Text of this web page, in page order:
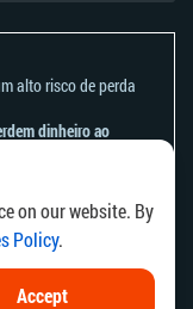
on our website. By
Policy.
Accept
alto risco de perda
dinheiro ao
e se tem
dinheiro.
de Riscos .
de países ou
informações seja
locais.